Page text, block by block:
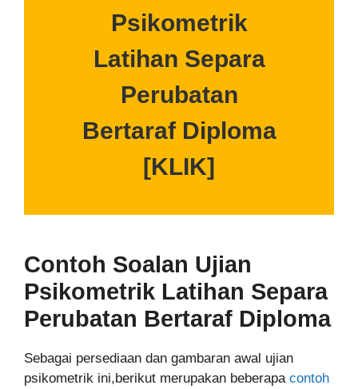
Psikometrik
Latihan Separa
Perubatan
Bertaraf Diploma
[KLIK]
Contoh Soalan Ujian
Psikometrik Latihan Separa
Perubatan Bertaraf Diploma
Sebagai persediaan dan gambaran awal ujian
psikometrik ini,berikut merupakan beberapa contoh